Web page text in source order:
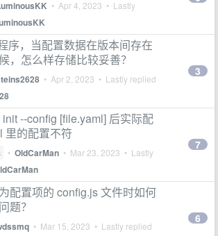
• Apr 4, 2023 • Lastly
序，当配置数据在版本间存在
，怎么样存储比较妥善？
• Apr 2, 2023 • Lastly replied
3
--config [file.yaml] 后实际配
里的配置不符
• OldCarMan • Mar 23, 2023 • Lastly
7
配置项的 config.js 文件时如何
题？
• Mar 15, 2023 • Lastly replied
6